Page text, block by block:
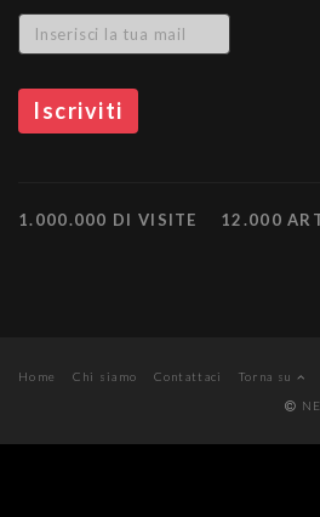
1.000.000 DI VISITE 12.000
Home Chi siamo Contattaci
Torna su